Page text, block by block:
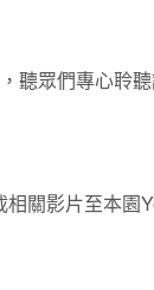
眾們專心聆
關影片至本